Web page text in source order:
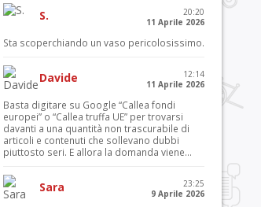
S.
20:20
11 Aprile 2026
Sta scoperchiando un vaso pericolosissimo.
Davide
12:14
11 Aprile 2026
Basta digitare su Google “Callea fondi
europei” o “Callea truffa UE” per trovarsi
davanti a una quantità non trascurabile di
articoli e contenuti che sollevano dubbi
piuttosto seri. E allora la domanda viene...
Sara
23:25
9 Aprile 2026